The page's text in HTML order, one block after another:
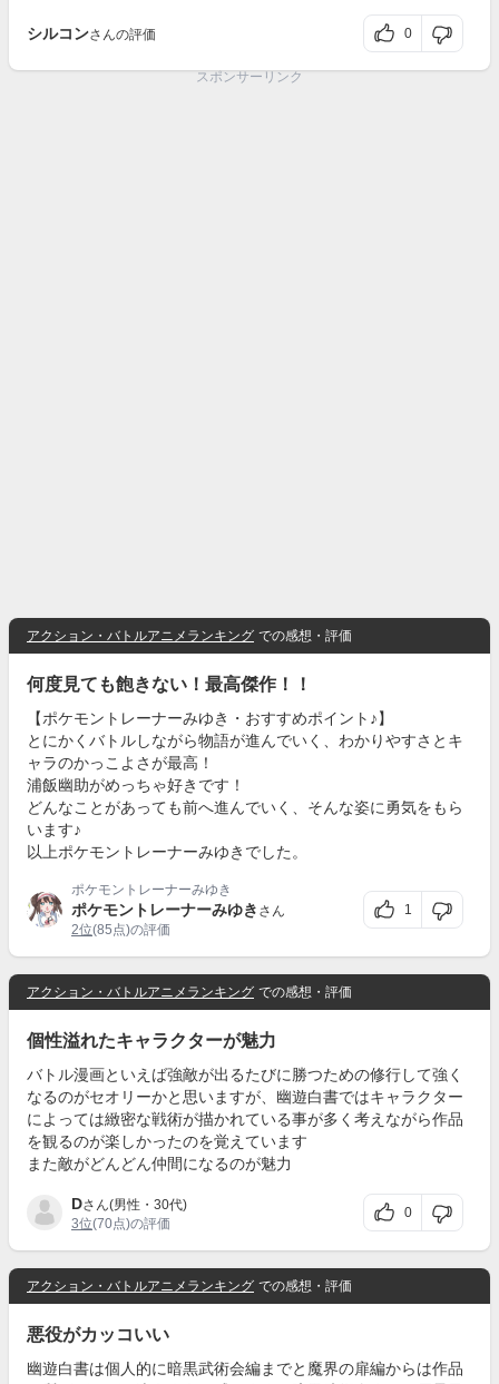
シルコンさんの評価 0
スポンサーリンク
アクション・バトルアニメランキング での感想・評価
何度見ても飽きない！最高傑作！！
【ポケモントレーナーみゆき・おすすめポイント♪】
とにかくバトルしながら物語が進んでいく、わかりやすさとキ
ャラのかっこよさが最高！
浦飯幽助がめっちゃ好きです！
どんなことがあっても前へ進んでいく、そんな姿に勇気をもら
います♪
以上ポケモントレーナーみゆきでした。
ポケモントレーナーみゆき
ポケモントレーナーみゆき さん
2位(85点)の評価
1
アクション・バトルアニメランキング での感想・評価
個性溢れたキャラクターが魅力
バトル漫画といえば強敵が出るたびに勝つための修行して強く
なるのがセオリーかと思いますが、幽遊白書ではキャラクター
によっては緻密な戦術が描かれている事が多く考えながら作品
を観るのが楽しかったのを覚えています
また敵がどんどん仲間になるのが魅力
Dさん(男性・30代)
3位(70点)の評価
0
アクション・バトルアニメランキング での感想・評価
悪役がカッコいい
幽遊白書は個人的に暗黒武術会編までと魔界の扉編からは作品